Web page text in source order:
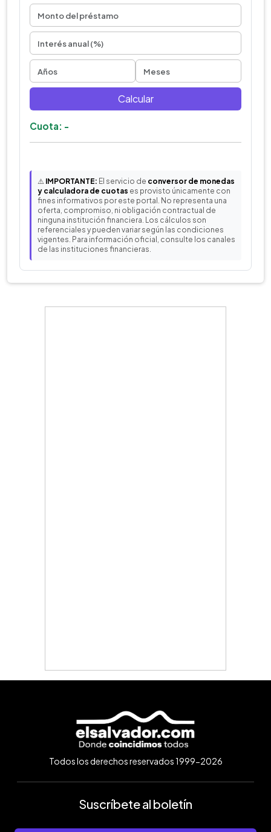
Calcular
Cuota: -
⚠️ IMPORTANTE: El servicio de conversor de monedas
y calculadora de cuotas es provisto únicamente con
fines informativos por este portal. No representa una
oferta, compromiso, ni obligación contractual de
ninguna institución financiera. Los cálculos son
referenciales y pueden variar según las condiciones
vigentes. Para información oficial, consulte los canales
de las instituciones financieras.
Todos los derechos reservados 1999-2026
Suscríbete al boletín